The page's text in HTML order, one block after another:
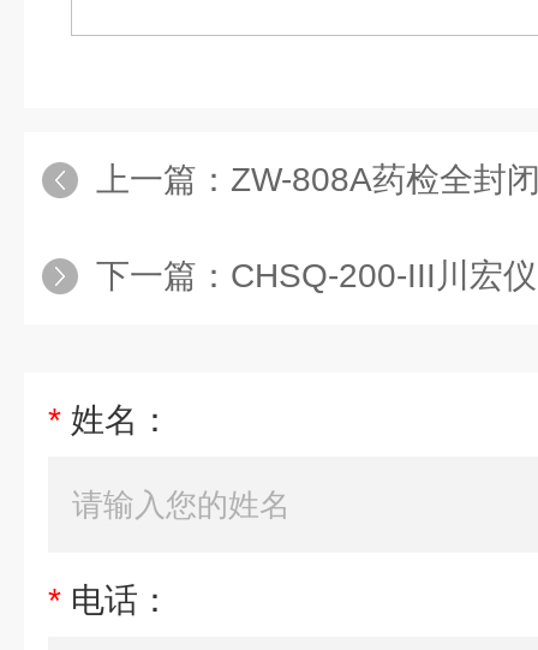
上一篇： ZW-808A药检全封
下一篇： CHSQ-200-III川宏仪器国产
* 姓名：
* 电话：